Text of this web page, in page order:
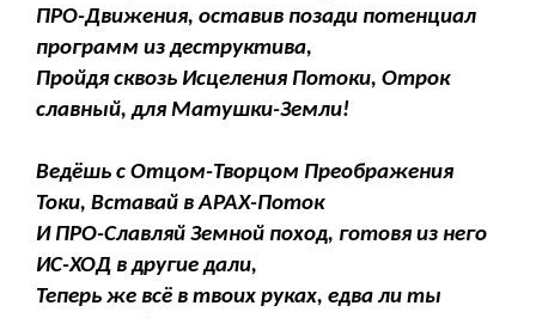
ПРО-Движения, оставив позади потенциал
программ из деструктива,
Пройдя сквозь Исцеления Потоки, Отрок
славный, для Матушки-Земли!
Ведёшь с Отцом-Творцом Преображения
Токи, Вставай в АРАХ-Поток
И ПРО-Славляй Земной поход, готовя из него
ИС-ХОД в другие дали,
Теперь же всё в твоих руках, едва ли ты